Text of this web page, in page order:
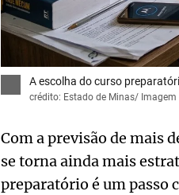
A escolha do curso
crédito: Estado de Minas/ Imagem
Com a previsão de mais
se torna ainda mais
preparatório é um passo